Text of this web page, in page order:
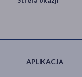
APLIKACJA